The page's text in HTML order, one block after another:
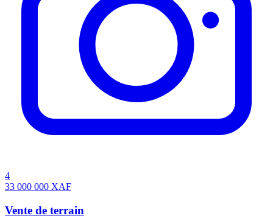
4
33 000 000 XAF
Vente de terrain